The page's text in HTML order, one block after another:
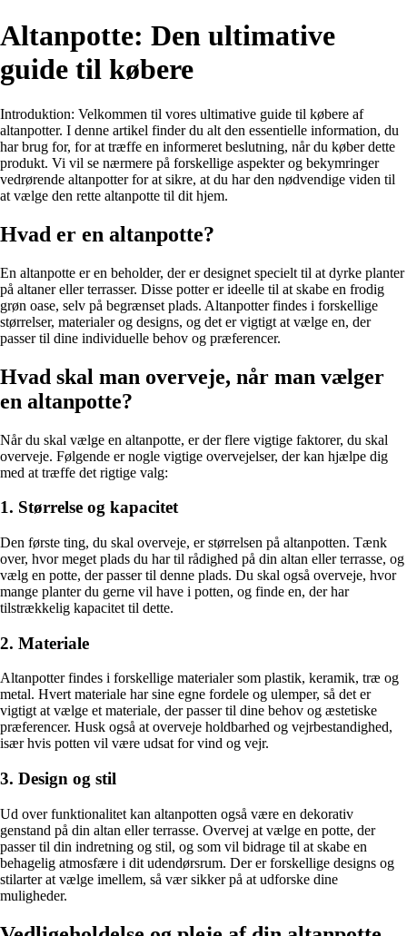
Altanpotte: Den ultimative
guide til købere
Introduktion: Velkommen til vores ultimative guide til købere af
altanpotter. I denne artikel finder du alt den essentielle information, du
har brug for, for at træffe en informeret beslutning, når du køber dette
produkt. Vi vil se nærmere på forskellige aspekter og bekymringer
vedrørende altanpotter for at sikre, at du har den nødvendige viden til
at vælge den rette altanpotte til dit hjem.
Hvad er en altanpotte?
En altanpotte er en beholder, der er designet specielt til at dyrke planter
på altaner eller terrasser. Disse potter er ideelle til at skabe en frodig
grøn oase, selv på begrænset plads. Altanpotter findes i forskellige
størrelser, materialer og designs, og det er vigtigt at vælge en, der
passer til dine individuelle behov og præferencer.
Hvad skal man overveje, når man vælger
en altanpotte?
Når du skal vælge en altanpotte, er der flere vigtige faktorer, du skal
overveje. Følgende er nogle vigtige overvejelser, der kan hjælpe dig
med at træffe det rigtige valg:
1. Størrelse og kapacitet
Den første ting, du skal overveje, er størrelsen på altanpotten. Tænk
over, hvor meget plads du har til rådighed på din altan eller terrasse, og
vælg en potte, der passer til denne plads. Du skal også overveje, hvor
mange planter du gerne vil have i potten, og finde en, der har
tilstrækkelig kapacitet til dette.
2. Materiale
Altanpotter findes i forskellige materialer som plastik, keramik, træ og
metal. Hvert materiale har sine egne fordele og ulemper, så det er
vigtigt at vælge et materiale, der passer til dine behov og æstetiske
præferencer. Husk også at overveje holdbarhed og vejrbestandighed,
især hvis potten vil være udsat for vind og vejr.
3. Design og stil
Ud over funktionalitet kan altanpotten også være en dekorativ
genstand på din altan eller terrasse. Overvej at vælge en potte, der
passer til din indretning og stil, og som vil bidrage til at skabe en
behagelig atmosfære i dit udendørsrum. Der er forskellige designs og
stilarter at vælge imellem, så vær sikker på at udforske dine
muligheder.